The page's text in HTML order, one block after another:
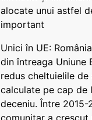
alocate unui astfel
important
Unici în UE:
din întreaga Uniune
redus cheltuielile de
calculate pe cap de
deceniu. Între 2015-
comunitar a crescut